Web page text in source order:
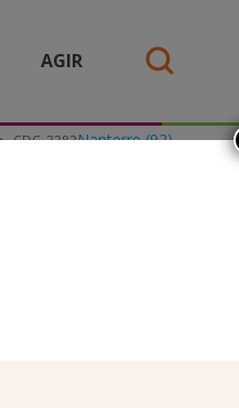
AGIR
Nanterre (92)
CDC_3382